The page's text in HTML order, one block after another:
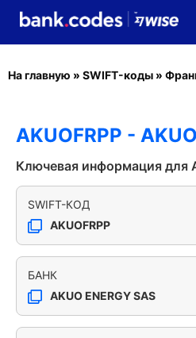
На главную » SWIFT-коды »
AKUOFRPP -
Ключевая информация для
SWIFT-КОД
AKUOFRPP
БАНК
AKUO ENERGY SAS